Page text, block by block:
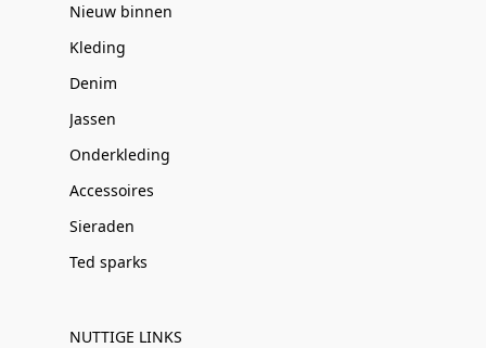
Nieuw binnen
Kleding
Denim
Jassen
Onderkleding
Accessoires
Sieraden
Ted sparks
NUTTIGE LINKS